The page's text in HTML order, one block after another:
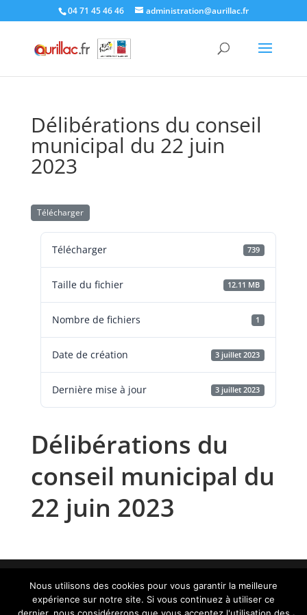
04 71 45 46 46 administration@aurillac.fr
Délibérations du conseil
municipal du 22 juin
2023
Télécharger
Télécharger 739
Taille du fichier 12.11 MB
Nombre de fichiers 1
Date de création 3 juillet 2023
Dernière mise à jour 3 juillet 2023
Délibérations du
conseil municipal du
22 juin 2023
Contact :administration@aurillac.fr|Mentions
Nous utilisons des cookies pour vous garantir la meilleure
expérience sur notre site. Si vous continuez à utiliser ce